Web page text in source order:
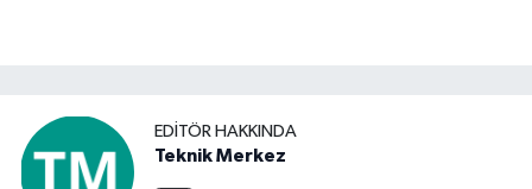
EDITÖR HAKKINDA
Teknik Merkez